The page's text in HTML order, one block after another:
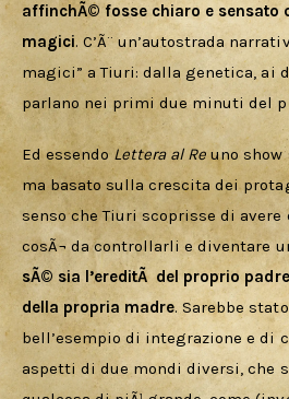
affinchÃ© fosse chiaro e sensato
magici. C’Ã¨ un’autostrada
magici” a Tiuri: dalla genetica, ai
parlano nei primi due minuti del
Ed essendo Lettera al Re uno show
ma basato sulla crescita dei
senso che Tiuri scoprisse di
cosÃ¬ da controllarli e diventare
sÃ© sia l’ereditÃ  del proprio
della propria madre. Sarebbe
bell’esempio di integrazione e di
aspetti di due mondi diversi, che